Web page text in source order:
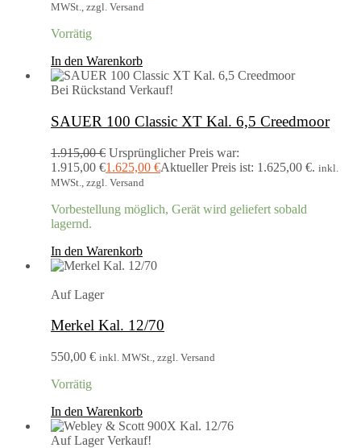
MWSt., zzgl. Versand
Vorrätig
In den Warenkorb
Bei Rückstand Verkauf!
SAUER 100 Classic XT Kal. 6,5 Creedmoor
1.915,00€ Ursprünglicher Preis war:
1.915,00 €1.625,00 €Aktueller Preis ist: 1.625,00 €. inkl.
MWSt., zzgl. Versand
Vorbestellung möglich, Gerät wird geliefert sobald
lagernd.
In den Warenkorb
Auf Lager
Merkel Kal. 12/70
550,00 € inkl. MWSt., zzgl. Versand
Vorrätig
In den Warenkorb
Auf Lager Verkauf!